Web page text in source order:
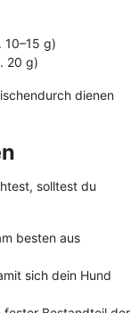
10–15 g)
20 g)
dienen
solltest du
besten aus
sich dein Hund